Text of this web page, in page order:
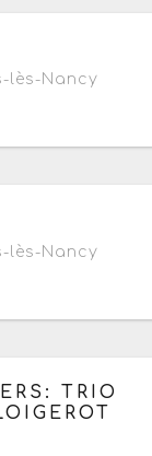
2017
lès-Nancy
à 22h
lès-Nancy
à 22h
TRIO